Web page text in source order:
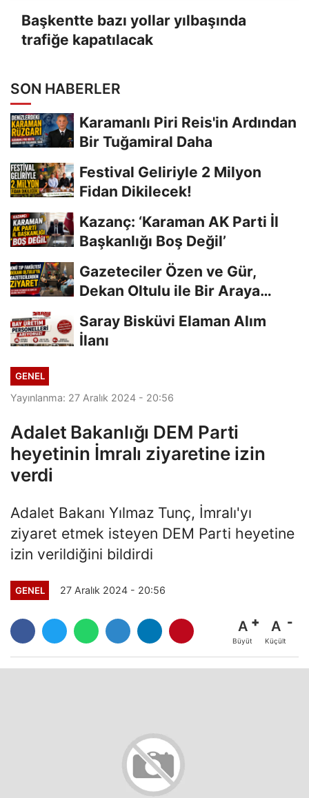
Başkentte bazı yollar yılbaşında
trafiğe kapatılacak
SON HABERLER
Karamanlı Piri Reis'in Ardından
Bir Tuğamiral Daha
Festival Geliriyle 2 Milyon
Fidan Dikilecek!
Kazanç: ‘Karaman AK Parti İl
Başkanlığı Boş Değil’
Gazeteciler Özen ve Gür,
Dekan Oltulu ile Bir Araya
Saray Bisküvi Elaman Alım
İlanı
GENEL
Yayınlanma: 27 Aralık 2024 - 20:56
Adalet Bakanlığı DEM Parti
heyetinin İmralı ziyaretine izin
verdi
Adalet Bakanı Yılmaz Tunç, İmralı'yı
ziyaret etmek isteyen DEM Parti heyetine
izin verildiğini bildirdi
GENEL 27 Aralık 2024 - 20:56
A
Büyüt
A
Küçült